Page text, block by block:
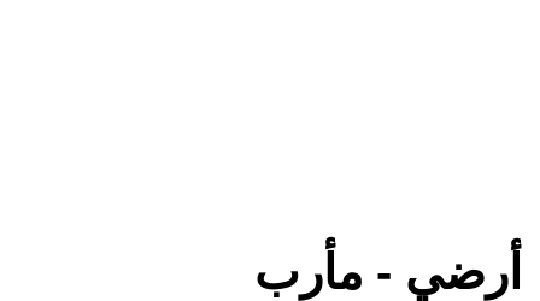
أرضي - مأرب